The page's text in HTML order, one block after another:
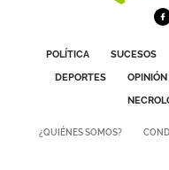
POLÍTICA SUCESOS
DEPORTES
OPINIÓN
¿QUIÉNES SOMOS?